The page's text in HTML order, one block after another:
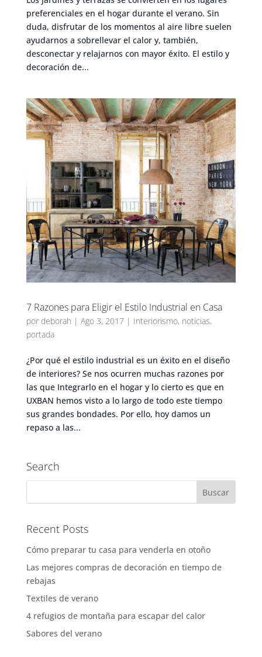
preferenciales en el hogar durante el verano. Sin
duda, disfrutar de los momentos al aire libre suelen
ayudarnos a sobrellevar el calor y, también,
desconectar y relajarnos con mayor éxito. El estilo y
decoración de...
7 Razones para Eligir el Estilo Industrial en Casa
por deborah | Ago 3, 2017| Interiorismo, noticias,
portada
¿Por qué el estilo industrial es un éxito en el diseño
de interiores? Se nos ocurren muchas razones por
las que Integrarlo en el hogar y lo cierto es que en
UXBAN hemos visto a lo largo de todo este tiempo
sus grandes bondades. Por ello, hoy damos un
repaso a las...
Search
Recent Posts
Cómo preparar tu casa para venderla en otoño
Las mejores compras de decoración en tiempo de
rebajas
Textiles de verano
4 refugios de montaña para escapar del calor
Sabores del verano